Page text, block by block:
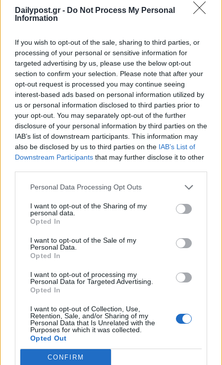
Dailypost.gr - Do Not Process My Personal
Information
If you wish to opt-out of the sale, sharing to third parties, or
processing of your personal or sensitive information for
targeted advertising by us, please use the below opt-out
section to confirm your selection. Please note that after your
opt-out request is processed you may continue seeing
interest-based ads based on personal information utilized by
us or personal information disclosed to third parties prior to
your opt-out. You may separately opt-out of the further
disclosure of your personal information by third parties on the
IAB’s list of downstream participants. This information may
also be disclosed by us to third parties on the IAB’s List of
Downstream Participants that may further disclose it to other
Personal Data Processing Opt Outs
I want to opt-out of the Sharing of my
personal data.
Opted In
I want to opt-out of the Sale of my
Personal Data.
Opted In
I want to opt-out of processing my
Personal Data for Targeted Advertising.
Opted In
I want to opt-out of Collection, Use,
Retention, Sale, and/or Sharing of my
Personal Data that Is Unrelated with the
Purposes for which it was collected.
Opted Out
CONFIRM
Κατατέθηκε στη Βουλή η πρόταση
Αναθεώρηση - Τι περιλαμβάνει
Επιθέσεις σε Τσίπρα, Καρυστιανού